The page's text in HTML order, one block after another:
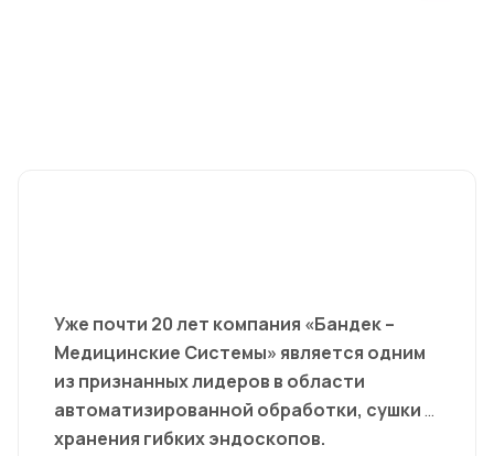
Уже почти 20 лет компания «Бандек –
Медицинские Системы» является одним
из признанных лидеров в области
автоматизированной обработки, сушки и
хранения гибких эндоскопов.